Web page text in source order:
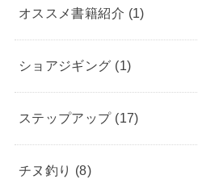
オススメ書籍紹介 (1)
ショアジギング (1)
ステップアップ (17)
チヌ釣り (8)